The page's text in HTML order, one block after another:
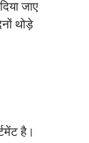
जाए
थोड़े
है।